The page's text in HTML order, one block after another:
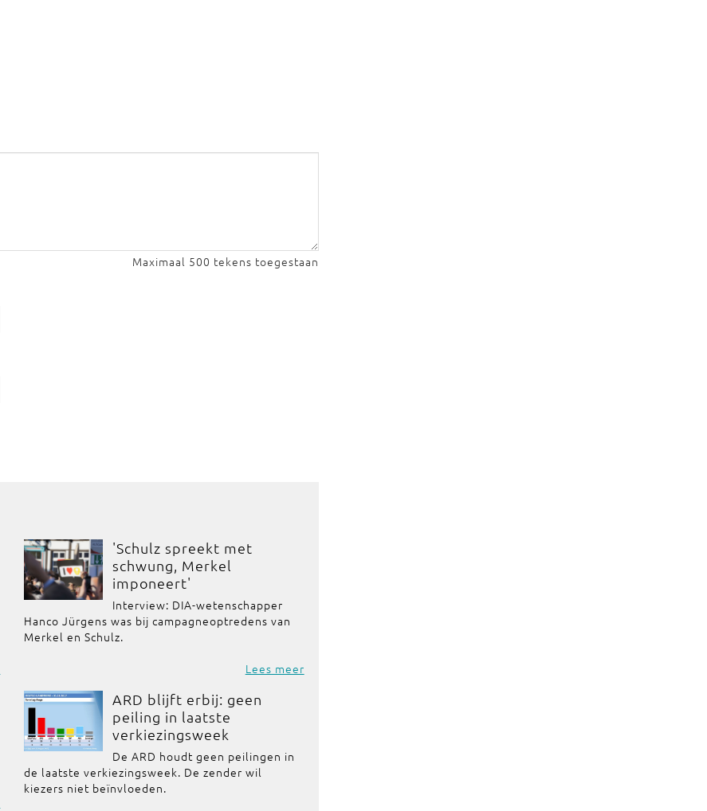
Maximaal 500 tekens toegestaan
'Schulz spreekt met
schwung, Merkel
imponeert'
Interview: DIA-wetenschapper
Hanco Jürgens was bij campagneoptredens van
Merkel en Schulz.
Lees meer
ARD blijft erbij: geen
peiling in laatste
verkiezingsweek
De ARD houdt geen peilingen in
de laatste verkiezingsweek. De zender wil
kiezers niet beïnvloeden.